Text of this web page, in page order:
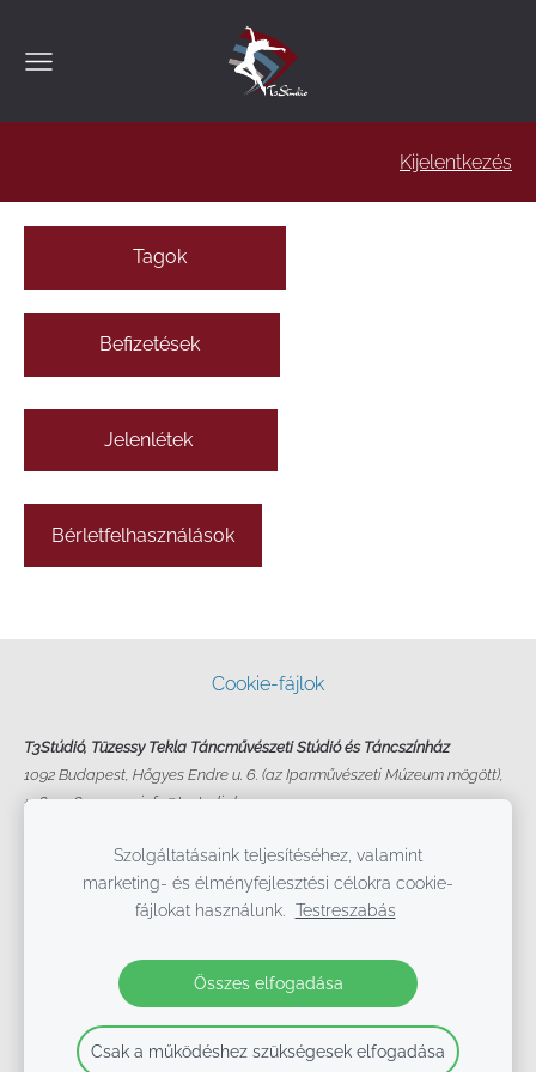
Kijelentkezés
Tagok
Befizetések
Jelenlétek
Bérletfelhasználások
Cookie-fájlok
T3Stúdió, Tüzessy Tekla Táncművészeti Stúdió és Táncszínház
1092 Budapest, Hőgyes Endre u. 6. (az Iparművészeti Múzeum mögött),
+36 70 621-1775, info@t3studio.hu
Szolgáltatásaink teljesítéséhez, valamint
marketing- és élményfejlesztési célokra cookie-
fájlokat használunk.
Testreszabás
Összes elfogadása
Csak a működéshez szükségesek elfogadása